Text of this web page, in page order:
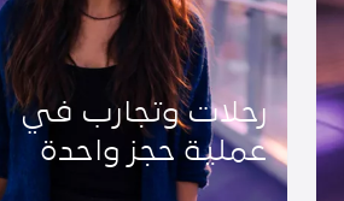
رحلات وتجارب في
عملية حجز واحدة